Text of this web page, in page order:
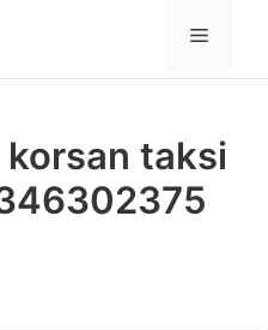
MENÜ
korsan taksi